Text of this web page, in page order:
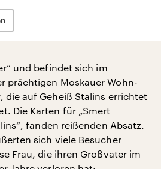
und befindet sich im
prächtigen Moskauer Wohn-
die auf Geheiß Stalins errichtet
Die Karten für „Smert
fanden reißenden Absatz.
sich viele Besucher
Frau, die ihren Großvater im